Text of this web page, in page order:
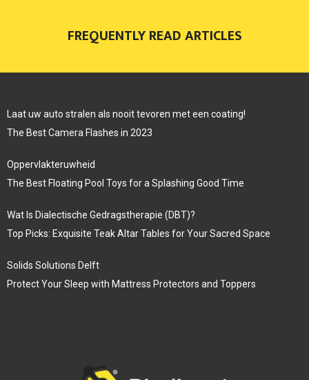
FREQUENTLY READ ARTICLES
Laat uw auto stralen als nooit tevoren met een coating!
The Best Camera Flashes in 2023
Oppervlakteruwheid
The Best Floating Pool Toys for a Splashing Good Time
Wat Is Dialectische Gedragstherapie (DBT)?
Top Picks: Exquisite Teak Altar Tables for Your Sacred Space
Solids Solutions Delft
Protect Your Sleep with Mattress Protectors and Toppers